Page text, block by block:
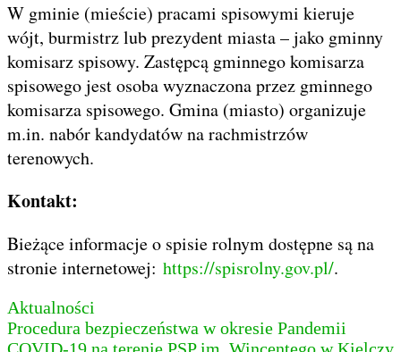
W gminie (mieście) pracami spisowymi kieruje
wójt, burmistrz lub prezydent miasta – jako gminny
komisarz spisowy. Zastępcą gminnego komisarza
spisowego jest osoba wyznaczona przez gminnego
komisarza spisowego. Gmina (miasto) organizuje
m.in. nabór kandydatów na rachmistrzów
terenowych.
Kontakt:
Bieżące informacje o spisie rolnym dostępne są na
stronie internetowej: https://spisrolny.gov.pl/.
Aktualności
Nawigacja
Procedura bezpieczeństwa w okresie Pandemii